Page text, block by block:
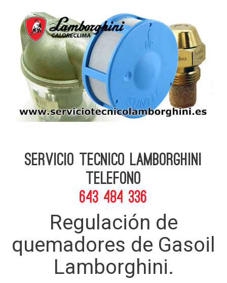
Servicio Tecnico Lamborghini
telefono
643 484 336
Regulación de
quemadores de Gasoil
Lamborghini.